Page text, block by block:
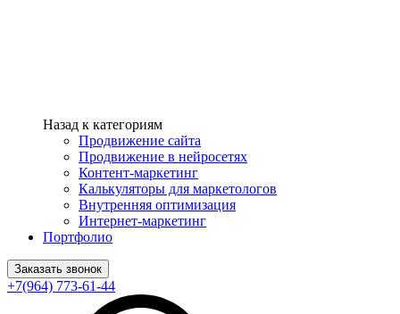
Назад к категориям
Продвижение сайта
Продвижение в нейросетях
Контент-маркетинг
Калькуляторы для маркетологов
Внутренняя оптимизация
Интернет-маркетинг
Портфолио
Заказать звонок
+7(964) 773-61-44